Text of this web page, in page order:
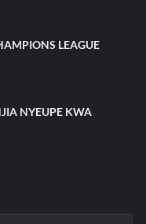
LEAGUE
NYEUPE KWA